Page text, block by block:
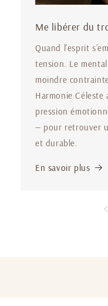
Me libérer du
Quand l’esprit
tension. Le
moindre
Harmonie Céleste
pression
— pour retrouver
et durable.
En savoir plus